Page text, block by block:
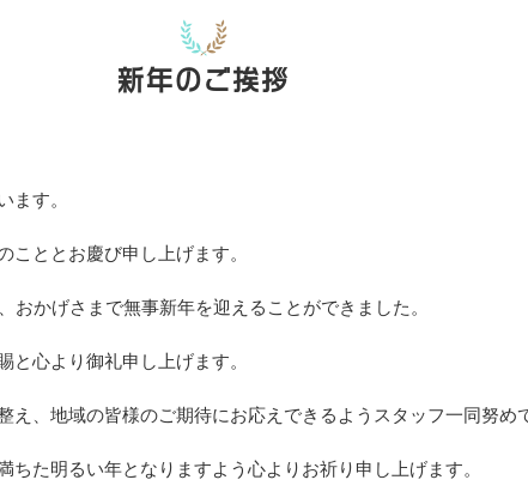
新年のご挨拶
ます。
こととお慶び申し上げます。
おかげさまで無事新年を迎えることができました。
と心より御礼申し上げます。
え、地域の皆様のご期待にお応えできるようスタッフ一同努め
ちた明るい年となりますよう心よりお祈り申し上げます。